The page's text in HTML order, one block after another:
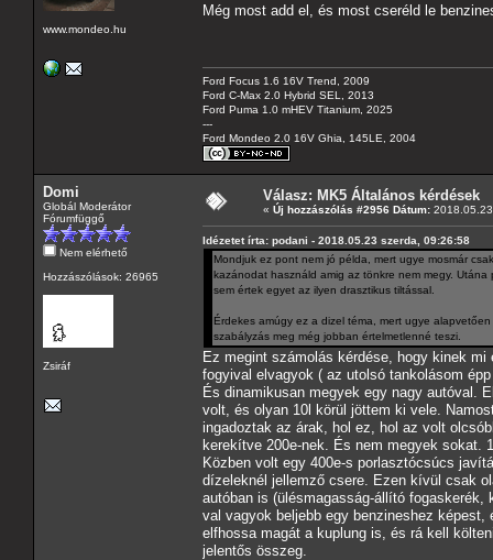
www.mondeo.hu
Még most add el, és most cseréld le
Ford Focus 1.6 16V Trend, 2009
Ford C-Max 2.0 Hybrid SEL, 2013
Ford Puma 1.0 mHEV Titanium, 2025
---
Ford Mondeo 2.0 16V Ghia, 145LE, 2004
Domi
Globál Moderátor
Fórumfüggő
Nem elérhető
Hozzászólások: 26965
Zsiráf
Válasz: MK5 Általános kérdések
« Új hozzászólás #2956 Dátum:
Idézetet írta: podani - 2018.05.23 szerda, 09:26:58
Mondjuk ez pont nem jó példa, mert ugye mosmár
kazánodat használd amig az tönkre nem megy.
sem értek egyet az ilyen drasztikus tiltással.
Érdekes amúgy ez a dizel téma, mert ugye
szabályzás meg még jobban értelmetlenné teszi.
Ez megint számolás kérdése, hogy kinek
fogyival elvagyok ( az utolsó tankolásom
És dinamikusan megyek egy nagy autóval.
volt, és olyan 10l körül jöttem ki vele.
ingadoztak az árak, hol ez, hol az volt
kerekítve 200e-nek. És nem megyek sokat.
Közben volt egy 400e-s porlasztócsúcs
dízeleknél jellemző csere. Ezen kívül csak
autóban is (ülésmagasság-állító fogaskerék,
val vagyok beljebb egy benzineshez
elfhossa magát a kuplung is, és rá kell
jelentős összeg.